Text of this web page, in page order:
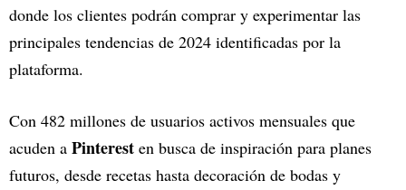
donde los clientes podrán comprar y experimentar las
principales tendencias de 2024 identificadas por la
plataforma.
Con 482 millones de usuarios activos mensuales que
acuden a Pinterest en busca de inspiración para planes
futuros, desde recetas hasta decoración de bodas y